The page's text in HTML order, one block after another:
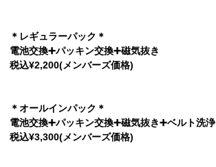
＊レギュラーパック＊
電池交換➕パッキン交換➕磁気抜き
税込¥2,200(メンバーズ価格)
＊オールインパック＊
電池交換➕パッキン交換➕磁気抜き➕ベルト洗浄
税込¥3,300(メンバーズ価格)